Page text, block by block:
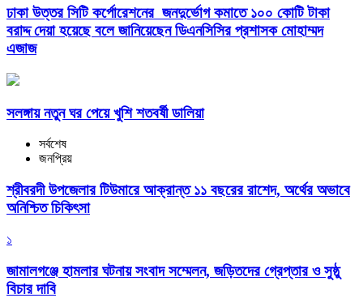
ঢাকা উত্তর সিটি কর্পোরেশনের জনদুর্ভোগ কমাতে ১০০ কোটি টাকা
বরাদ্দ দেয়া হয়েছে বলে জানিয়েছেন ডিএনসিসির প্রশাসক মোহাম্মদ
এজাজ
সলঙ্গায় নতুন ঘর পেয়ে খুশি শতবর্ষী ডালিয়া
সর্বশেষ
জনপ্রিয়
শ্রীবরদী উপজেলার টিউমারে আক্রান্ত ১১ বছরের রাশেদ, অর্থের অভাবে
অনিশ্চিত চিকিৎসা
১
জামালগঞ্জে হামলার ঘটনায় সংবাদ সম্মেলন, জড়িতদের গ্রেপ্তার ও সুষ্ঠু
বিচার দাবি